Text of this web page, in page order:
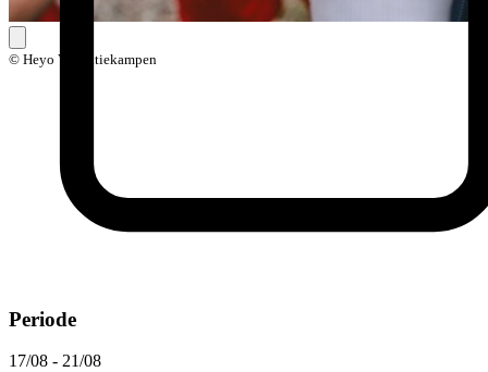
© Heyo Vakantiekampen
Periode
17/08 - 21/08